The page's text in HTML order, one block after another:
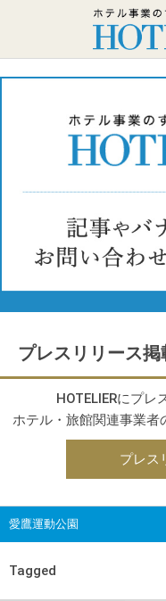
プレスリリース掲
HOTELIERにプレ
ホテル・旅館関連事業者
プレス
愛鷹運動公園
Tagged